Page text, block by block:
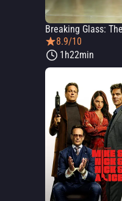
8.9/10
1h22min